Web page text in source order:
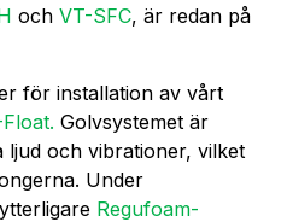
​ och VT-SFC, är redan på
för installation av vårt
Golvsystemet är
och vibrationer, vilket
Under
Regufoam-